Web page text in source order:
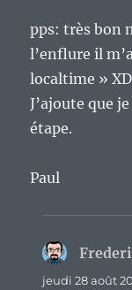
pps: très bon
l’enflure il
localtime » XD
J’ajoute que
étape.
Paul
jeudi 28 août